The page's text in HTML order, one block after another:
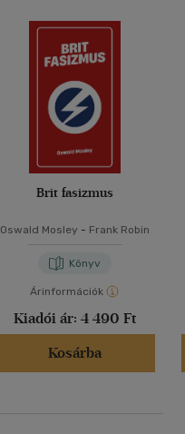
Brit fasizmus
Oswald Mosley - Frank Robin
Könyv
Árinformációk
Kiadói ár: 4 490 Ft
Kosárba